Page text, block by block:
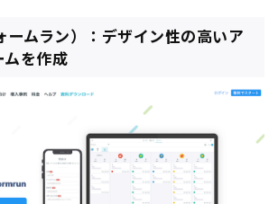
ムラン）：デザイン性の高いア
ムを作成